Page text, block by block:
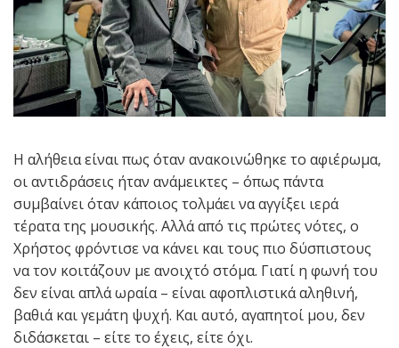
Η αλήθεια είναι πως όταν ανακοινώθηκε το αφιέρωμα,
οι αντιδράσεις ήταν ανάμεικτες – όπως πάντα
συμβαίνει όταν κάποιος τολμάει να αγγίξει ιερά
τέρατα της μουσικής. Αλλά από τις πρώτες νότες, ο
Χρήστος φρόντισε να κάνει και τους πιο δύσπιστους
να τον κοιτάζουν με ανοιχτό στόμα. Γιατί η φωνή του
δεν είναι απλά ωραία – είναι αφοπλιστικά αληθινή,
βαθιά και γεμάτη ψυχή. Και αυτό, αγαπητοί μου, δεν
διδάσκεται – είτε το έχεις, είτε όχι.